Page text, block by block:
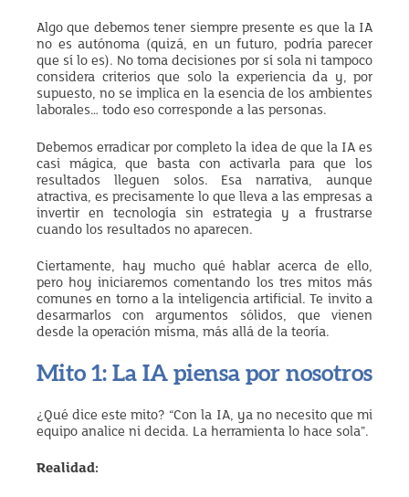
Algo que debemos tener siempre presente es que la IA
no es autónoma (quizá, en un futuro, podría parecer
que sí lo es). No toma decisiones por sí sola ni tampoco
considera criterios que solo la experiencia da y, por
supuesto, no se implica en la esencia de los ambientes
laborales… todo eso corresponde a las personas.
Debemos erradicar por completo la idea de que la IA es
casi mágica, que basta con activarla para que los
resultados lleguen solos. Esa narrativa, aunque
atractiva, es precisamente lo que lleva a las empresas a
invertir en tecnología sin estrategia y a frustrarse
cuando los resultados no aparecen.
Ciertamente, hay mucho qué hablar acerca de ello,
pero hoy iniciaremos comentando los tres mitos más
comunes en torno a la inteligencia artificial. Te invito a
desarmarlos con argumentos sólidos, que vienen
desde la operación misma, más allá de la teoría.
Mito 1: La IA piensa por nosotros
¿Qué dice este mito? “Con la IA, ya no necesito que mi
equipo analice ni decida. La herramienta lo hace sola”.
Realidad: